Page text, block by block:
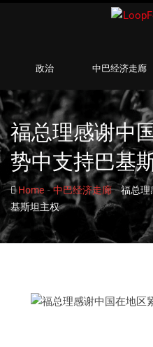
政治 中巴经济走廊
福总理感谢中
势中支持巴基
Home -中巴经济走廊-福总理
基斯坦主权